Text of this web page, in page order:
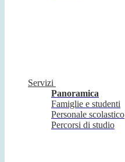
Servizi
Panoramica
Famiglie e studenti
Personale scolastico
Percorsi di studio